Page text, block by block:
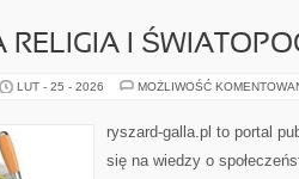
RELIGIA I
LUT - 25 - 2026 MOŻLIWOŚĆ
ryszard-galla.pl to portal
się na wiedzy o